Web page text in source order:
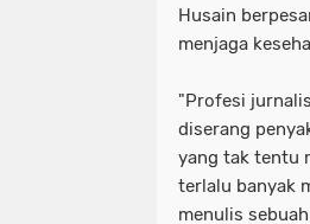
Husain
menjaga
"Profesi
diserang
yang tak tentu
terlalu banyak
menulis